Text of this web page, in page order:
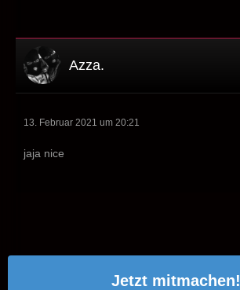
Azza.
13. Februar 2021 um 20:21
jaja nice
Jetzt mitmachen!